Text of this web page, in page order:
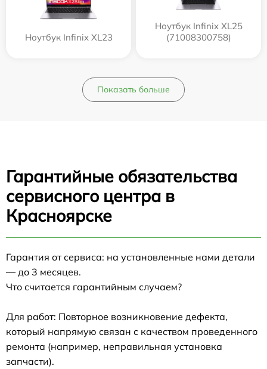
Ноутбук Infinix XL23
Ноутбук Infinix XL25
(71008300758)
Показать больше
Гарантийные обязательства
сервисного центра в
Красноярске
Гарантия от сервиса: на установленные нами детали
— до 3 месяцев.
Что считается гарантийным случаем?
Для работ: Повторное возникновение дефекта,
который напрямую связан с качеством проведенного
ремонта (например, неправильная установка
запчасти).